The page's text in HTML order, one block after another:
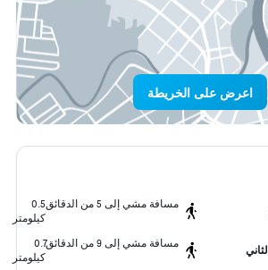
اعرض على الخريطة
مسافة مشي إلى 5 من الدقائق
0.5
كيلومتر
مسافة مشي إلى 9 من الدقائق
0.7
كيلومتر